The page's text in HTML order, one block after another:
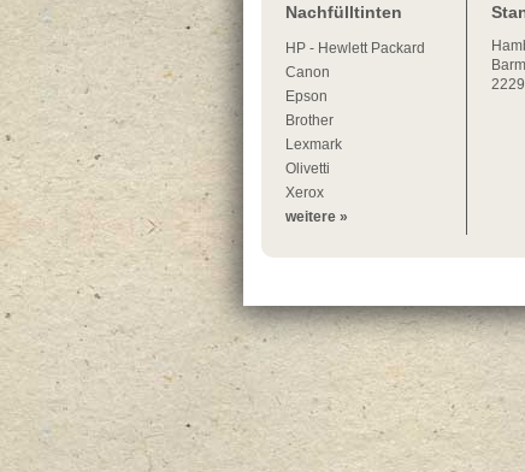
Nachfülltinten
HP - Hewlett Packard
Canon
Epson
Brother
Lexmark
Olivetti
Xerox
weitere »